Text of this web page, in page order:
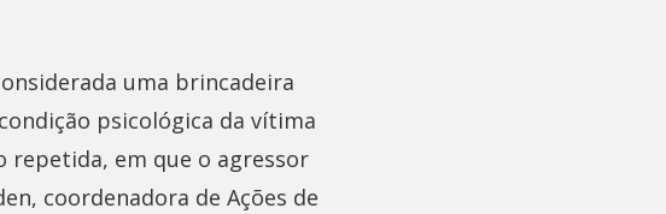
uma brincadeira
psicológica da vítima
repetida, em que o agressor
coordenadora de Ações de